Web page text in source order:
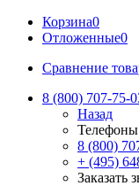
Корзина0
Отложенные0
Сравнение
8 (800) 707-75-
Назад
Телефоны
8 (800)
+ (495)
Заказать